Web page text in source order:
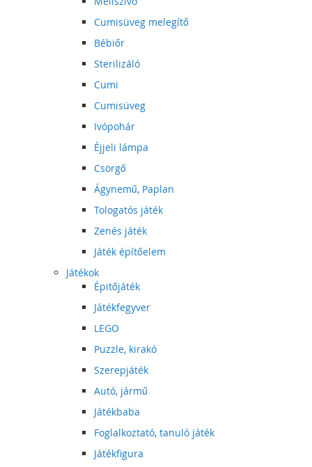
Cumisüveg melegítő
Bébiőr
Sterilizáló
Cumi
Cumisüveg
Ivópohár
Éjjeli lámpa
Csörgő
Ágynemű, Paplan
Tologatós játék
Zenés játék
Játék építőelem
Játékok
Épitőjáték
Játékfegyver
LEGO
Puzzle, kirakó
Szerepjáték
Autó, jármű
Játékbaba
Foglalkoztató, tanuló játék
Játékfigura